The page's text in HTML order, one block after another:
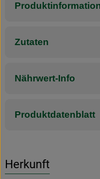
Zutaten
Nährwert-Info
Produktdatenblatt
Herkunft